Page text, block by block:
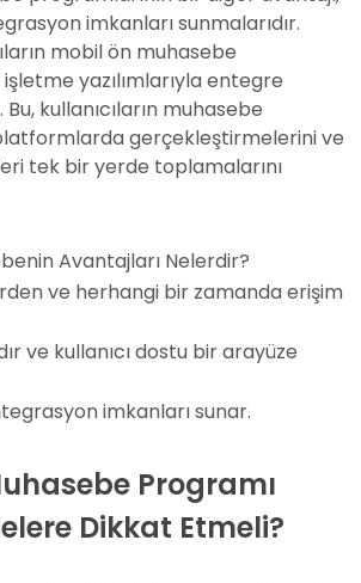
imkanları sunmalarıdır.
mobil ön muhasebe
yazılımlarıyla entegre
kullanıcıların muhasebe
gerçekleştirmelerini ve
tek bir yerde toplamalarını
Avantajları Nelerdir?
ve herhangi bir zamanda erişim
ve kullanıcı dostu bir arayüze
imkanları sunar.
Programı
Dikkat Etmeli?